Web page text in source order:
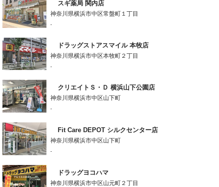
スギ薬局 関内店
神奈川県横浜市中区常盤町１丁目
-
ドラッグストアスマイル 本牧店
神奈川県横浜市中区本牧町２丁目
-
クリエイトＳ・Ｄ 横浜山下公園店
神奈川県横浜市中区山下町
-
Fit Care DEPOT シルクセンター店
神奈川県横浜市中区山下町
-
ドラッグヨコハマ
神奈川県横浜市中区山元町２丁目